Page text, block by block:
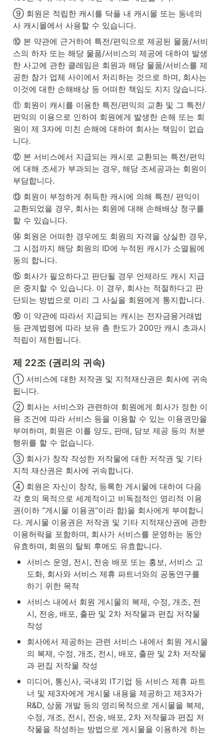
⑨ 회원은 적립한 캐시를 닥플 내 캐시몰 또는 동네의
사 캐시몰에서 사용할 수 있습니다.
⑩ 본 약관에 근거하여 특전/편익으로 제공된 물품/서비
스의 하자 또는 해당 물품/서비스의 제공에 대하여 발생
한 사고에 관한 클레임은 회원과 해당 물품/서비스를 제
공한 참가 업체 사이에서 처리하는 것으로 하며, 회사는
이것에 대한 손해배상 등 어떠한 책임도 지지 않습니다.
⑪ 회원이 캐시를 이용한 특전/편익의 교환 및 그 특전/
편익의 이용으로 인하여 회원에게 발생한 손해 또는 회
원이 제 3자에 미친 손해에 대하여 회사는 책임이 없습
니다.
⑫ 본 서비스에서 지급되는 캐시로 교환되는 특전/편익
에 대해 조세가 부과되는 경우, 해당 조세공과는 회원이
부담합니다.
⑬ 회원이 부정하게 취득한 캐시에 의해 특전/ 편익이
교환되었을 경우, 회사는 회원에 대해 손해배상 청구를
할 수 있습니다.
⑭ 회원은 어떠한 경우에도 회원의 자격을 상실한 경우,
그 시점까지 해당 회원의 ID에 누적된 캐시가 소멸됨에
동의 합니다.
⑮ 회사가 필요하다고 판단될 경우 언제라도 캐시 지급
은 중지할 수 있습니다. 이 경우, 회사는 적절하다고 판
단되는 방법으로 미리 그 사실을 회원에게 통지합니다.
⑯ 이 약관에 따라서 지급되는 캐시는 전자금융거래법
등 관계법령에 따라 보유 총 한도가 200만 캐시 초과시
적립이 제한됩니다.
제 22조 (권리의 귀속)
① 서비스에 대한 저작권 및 지적재산권은 회사에 귀속
됩니다.
② 회사는 서비스와 관련하여 회원에게 회사가 정한 이
용 조건에 따라 서비스 등을 이용할 수 있는 이용권만을
부여하며, 회원은 이를 양도, 판매, 담보 제공 등의 처분
행위를 할 수 없습니다.
③ 회사가 창작 작성한 저작물에 대한 저작권 및 기타
지적 재산권은 회사에 귀속합니다.
④ 회원은 자신이 창작, 등록한 게시물에 대하여 다음
각 호의 목적으로 세계적이고 비독점적인 영리적 이용
권(이하 “게시물 이용권”이라 함)을 회사에게 부여합니
다. 게시물 이용권은 저작권 및 기타 지적재산권에 관한
이용허락을 포함하며, 회사가 서비스를 운영하는 동안
유효하며, 회원의 탈퇴 후에도 유효합니다.
• 서비스 운영, 전시, 전송 배포 또는 홍보, 서비스 고
도화, 회사와 서비스 제휴 파트너와의 공동연구를
하기 위한 목적
• 서비스 내에서 회원 게시물의 복제, 수정, 개조, 전
시, 전송, 배포, 출판 및 2차 저작물과 편집 저작물
작성
•
회사에서 제공하는 관련 서비스 내에서 회원 게시물
의 복제, 수정, 개조, 전시, 배포, 출판 및 2차 저작물
과 편집 저작물 작성
•
미디어, 통신사, 국내외 IT기업 등 서비스 제휴 파트
너 및 제3자에게 게시물 내용을 제공하고 제3자가
R&D, 상품 개발 등의 영리목적으로 게시물을 복제,
수정, 개조, 전시, 전송, 배포, 2차 저작물과 편집 저
작물을 작성하는 방법으로 게시물을 이용하게 하는